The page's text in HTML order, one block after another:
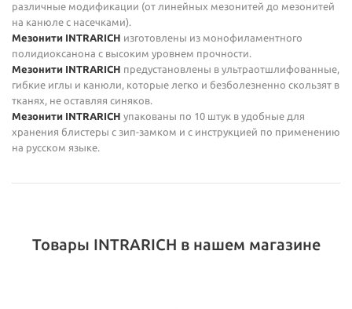
различные модификации (от линейных мезонитей до мезонитей
на канюле с насечками).
Мезонити INTRARICH изготовлены из монофиламентного
полидиоксанона с высоким уровнем прочности.
Мезонити INTRARICH предустановлены в ультраотшлифованные,
гибкие иглы и канюли, которые легко и безболезненно скользят в
тканях, не оставляя синяков.
Мезонити INTRARICH упакованы по 10 штук в удобные для
хранения блистеры с зип-замком и с инструкцией по применению
на русском языке.
Товары INTRARICH в нашем магазине